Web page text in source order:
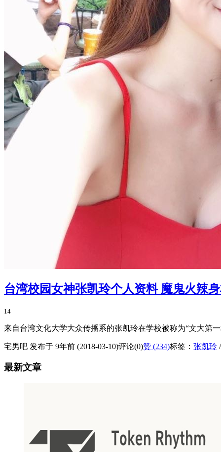
台湾校园女神张凯玲个人资料 魔鬼火辣
14
来自台湾文化大学大众传播系的张凯玲在学校被称为“文大第
宅男吧 发布于 9年前 (2018-03-10)评论(0)赞 (234)标签： 张凯玲
最新文章